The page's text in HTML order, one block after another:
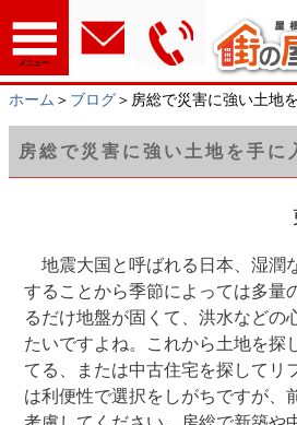
メニュー
ホーム ＞ ブログ ＞房総で災害に強い土地
房総で災害に強い土地を手に
地震大国と呼ばれる日本、湿潤
することから季節によっては多量
るだけ地盤が固くて、洪水などの
たいですよね。これから土地を探
てる、または中古住宅を探してリ
は利便性で選択をしがちですが、